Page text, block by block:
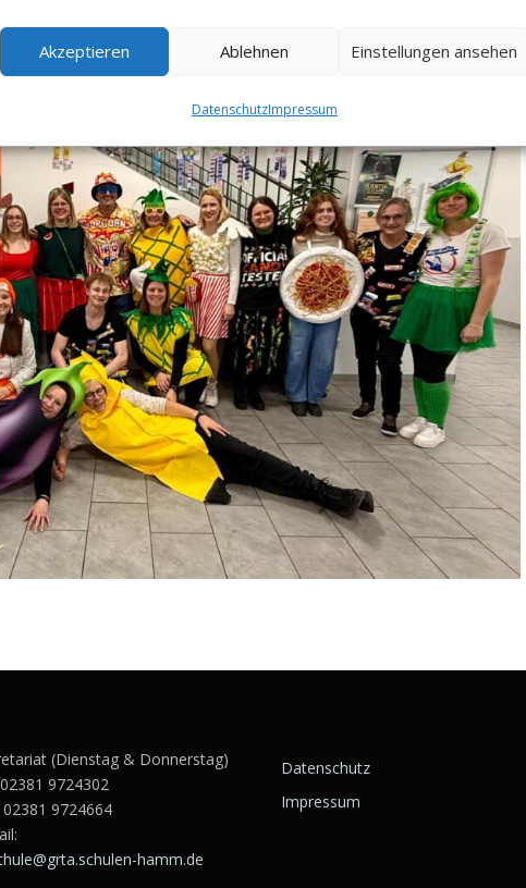
Akzeptieren Ablehnen Einstellungen ansehen
DatenschutzImpressum
(Dienstag & Donnerstag)
02381 9724302
02381 9724664
hamm.de
Datenschutz
Impressum